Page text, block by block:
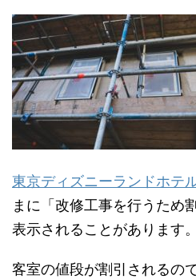
東京ディズニーランドホテ
まに「改修工事を行うため
表示されることがあります。
客室の値段が割引されるの